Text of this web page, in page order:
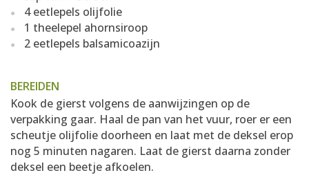
4 eetlepels olijfolie
1 theelepel ahornsiroop
2 eetlepels balsamicoazijn
BEREIDEN
Kook de gierst volgens de aanwijzingen op de
verpakking gaar. Haal de pan van het vuur, roer er een
scheutje olijfolie doorheen en laat met de deksel erop
nog 5 minuten nagaren. Laat de gierst daarna zonder
deksel een beetje afkoelen.